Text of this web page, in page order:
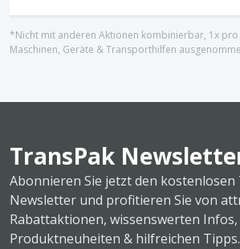
*Nicht mit anderen Aktionen kombinierbar, 1x
Maschinen, Geräte & Transporthilfen
TransPak
Abonnieren Sie jetzt den kostenlosen
Newsletter und profitieren Sie von
Rabattaktionen, wissenswerten Infos,
Produktneuheiten & hilfreichen Tipps.